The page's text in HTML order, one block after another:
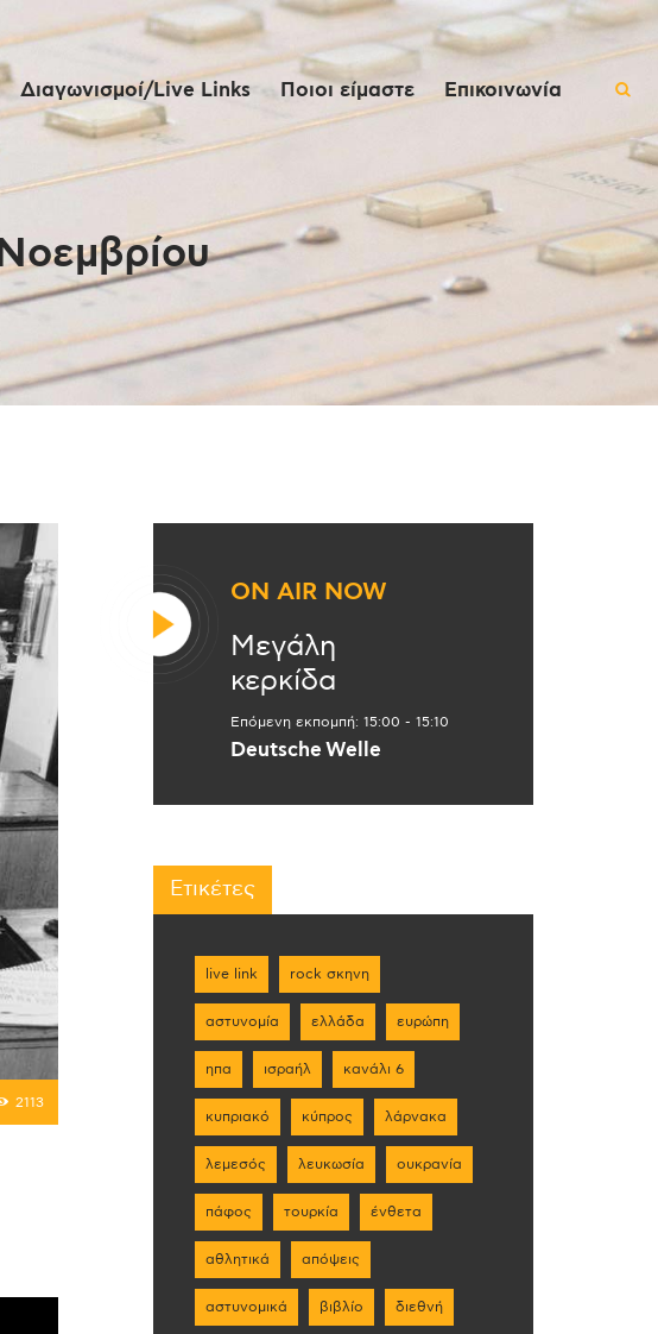
Διαγωνισμοί/Live Links Ποιοι είμαστε Επικοινωνία
2113
ON AIR NOW
Μεγάλη
κερκίδα
Επόμενη εκπομπή: 15:00 - 15:10
Deutsche Welle
Ετικέτες
live link rock σκηνη
αστυνομία ελλάδα ευρώπη
ηπα ισραήλ κανάλι 6
κυπριακό κύπρος λάρνακα
λεμεσός λευκωσία ουκρανία
πάφος τουρκία ένθετα
αθλητικά απόψεις
αστυνομικά βιβλίο διεθνή